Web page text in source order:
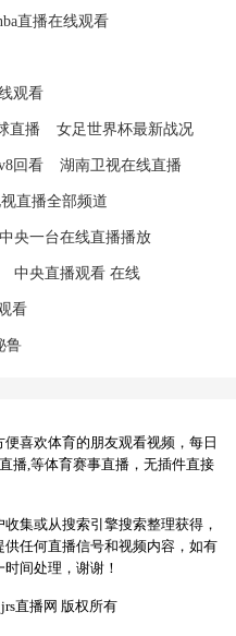
直播在线观看
观看
直播 女足世界杯最新战况
回看 湖南卫视在线直播
直播全部频道
中央一台在线直播播放
中央直播观看 在线
看
鲁
喜欢体育的朋友观看视频，每日
播,等体育赛事直播，无插件直接
集或从搜索引擎搜索整理获得，
任何直播信号和视频内容，如有
间处理，谢谢！
直播网 版权所有